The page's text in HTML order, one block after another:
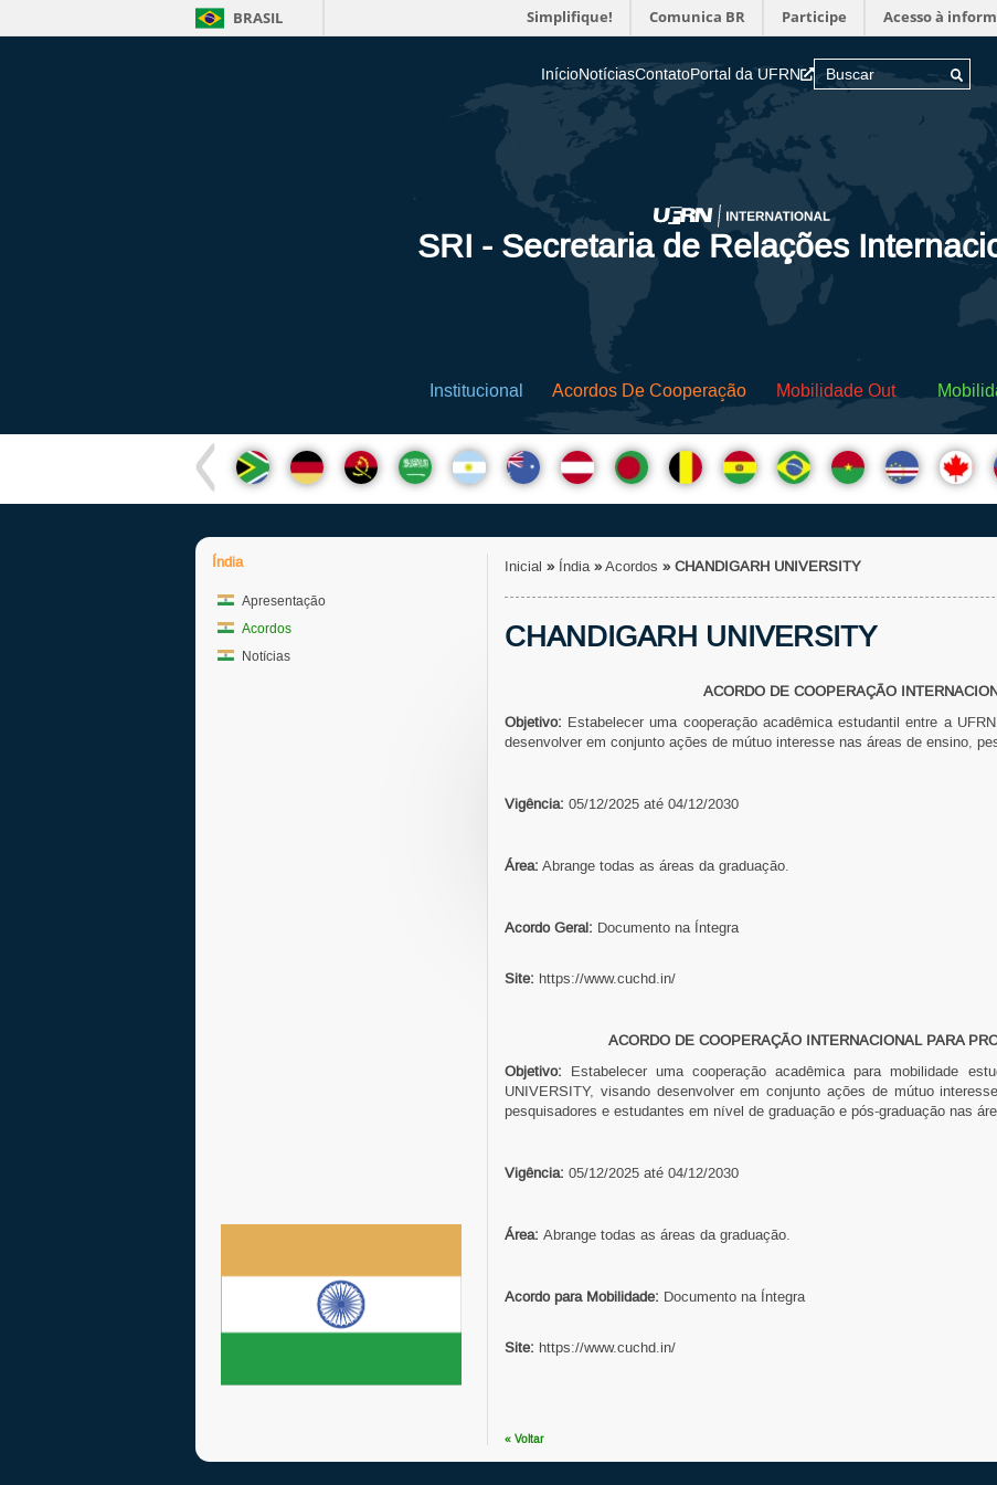
BRASIL Simplifique! Comunica BR Participe Acesso à
InícioNotíciasContatoPortal da UFRN
SRI - Secretaria de Relações
Institucional Acordos De Cooperação Mobilidade Out
Índia
Apresentação
Acordos
Notícias
Inicial »Índia » Acordos » CHANDIGARH UNIVERSITY
CHANDIGARH UNIVERSITY
ACORDO DE COOPERAÇÃO
Objetivo: Estabelecer uma cooperação acadêmica estudantil entre a
desenvolver em conjunto ações de mútuo interesse nas áreas de ensino,
Vigência: 05/12/2025 até 04/12/2030
Área: Abrange todas as áreas da graduação.
Acordo Geral: Documento na Íntegra
Site: https://www.cuchd.in/
ACORDO DE COOPERAÇÃO INTERNACIONAL PARA
Objetivo: Estabelecer uma cooperação acadêmica para mobilidade
UNIVERSITY, visando desenvolver em conjunto ações de mútuo
pesquisadores e estudantes em nível de graduação e pós-graduação nas
Vigência: 05/12/2025 até 04/12/2030
Área: Abrange todas as áreas da graduação.
Acordo para Mobilidade: Documento na Íntegra
Site: https://www.cuchd.in/
« Voltar